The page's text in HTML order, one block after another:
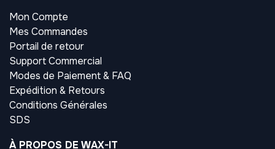
Mon Compte
Mes Commandes
Portail de retour
Support Commercial
Modes de Paiement & FAQ
Expédition & Retours
Conditions Générales
SDS
À PROPOS DE WAX-IT